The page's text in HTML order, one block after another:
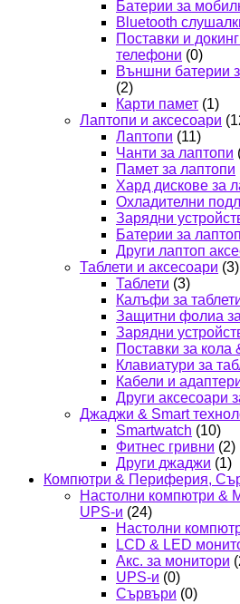
Батерии за
Bluetooth
Поставки и
телефони (0)
Външни батерии
(2)
Карти памет (1)
Лаптопи и аксесоари
Лаптопи (11)
Чанти за лаптопи
Памет за лаптопи
Хард дискове за
Охладителни
Зарядни
Батерии за лаптоп
Други лаптоп
Таблети и аксесоари (3)
Таблети (3)
Калъфи за
Защитни фолиа за
Зарядни
Поставки за кола
Клавиатури за
Кабели и
Други аксесоари
Джаджи & Smart
Smartwatch (10)
Фитнес гривни (2)
Други джаджи (1)
Компютри & Периферия,
Настолни компютри &
UPS-и (24)
Настолни
LCD & LED
Акс. за монитори
UPS-и (0)
Сървъри (0)